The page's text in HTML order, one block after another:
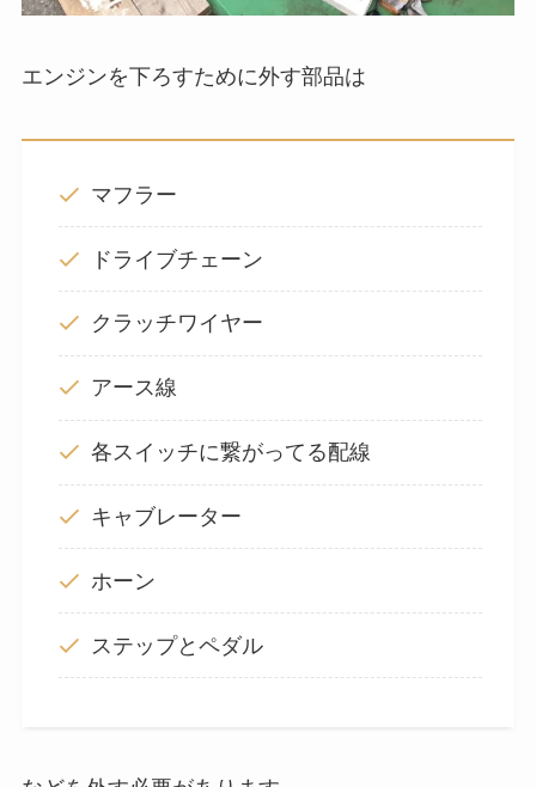
エンジンを下ろすために外す部品は
マフラー
ドライブチェーン
クラッチワイヤー
アース線
各スイッチに繋がってる配線
キャブレーター
ホーン
ステップとペダル